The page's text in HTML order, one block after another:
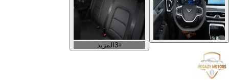
+
3 المزيد